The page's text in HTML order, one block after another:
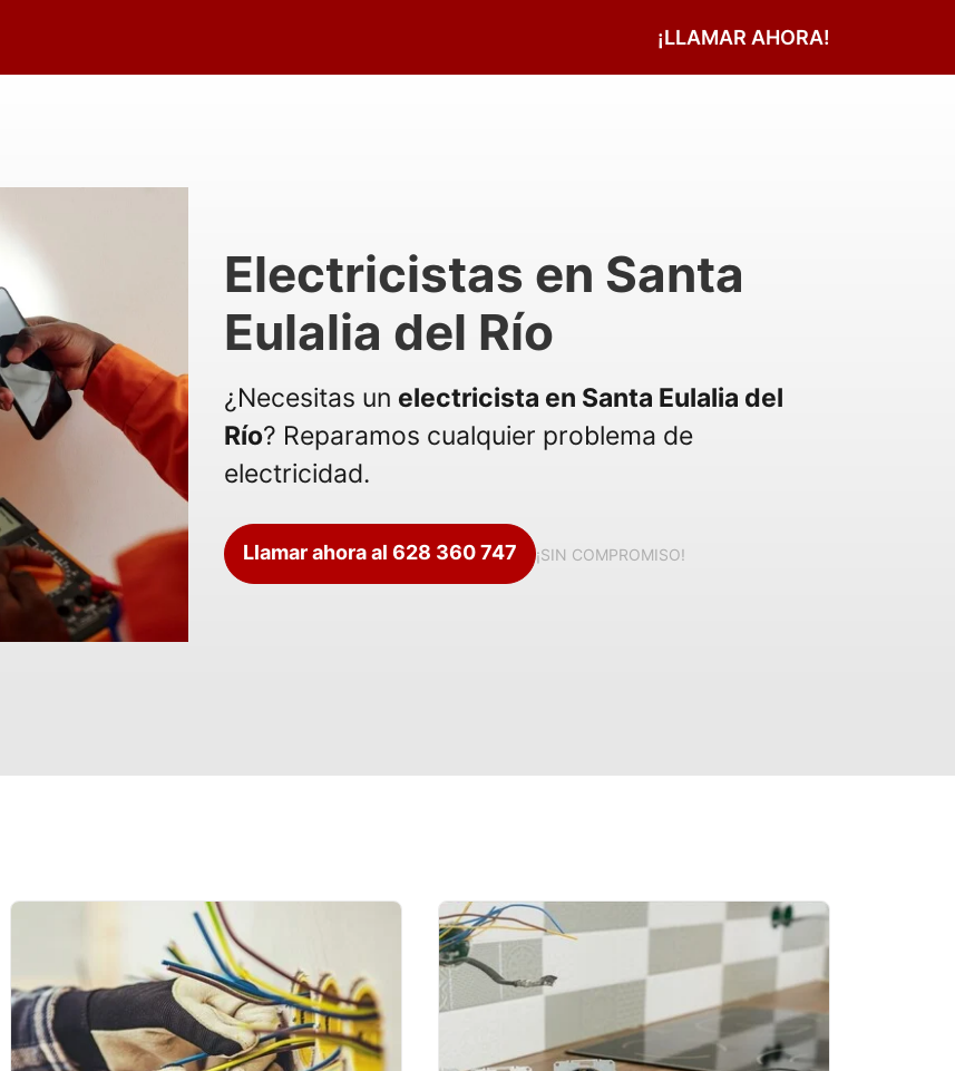
¡LLAMAR AHORA!
Electricistas en Santa
Eulalia del Río
¿Necesitas un electricista en Santa Eulalia del
Río? Reparamos cualquier problema de
electricidad.
Llamar ahora al 628 360 747 ¡SIN COMPROMISO!